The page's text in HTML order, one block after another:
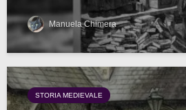
Manuela Chimera
STORIA MEDIEVALE